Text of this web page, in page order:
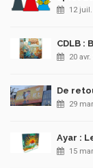
12
CDLB :
20
De
29
Ayar :
15